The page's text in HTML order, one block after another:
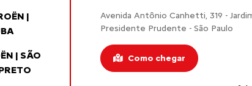
|
| SÃO
Avenida Antônio Canhetti, 319 -
Presidente Prudente - São Paulo
Como chegar